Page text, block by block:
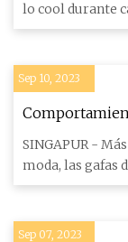
lo cool durante
Sep 10, 2023
gafas de sol
SINGAPUR -
moda, las gafas
adecuada con
Sep 07, 2023